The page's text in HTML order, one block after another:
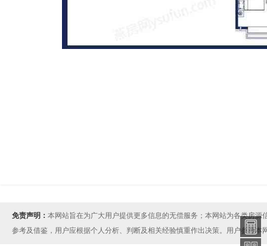
免责声明： 本网站旨在为广大用户提供更多信息的无偿服务；本网站为各类房
参考及借鉴，用户应根据个人分析、判断及相关经验慎重作出决策。用户参考